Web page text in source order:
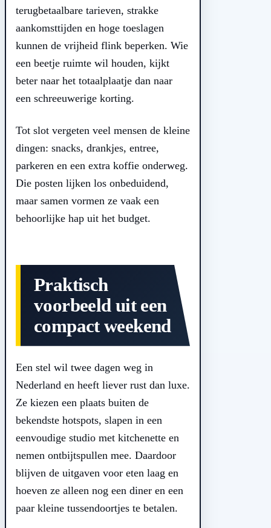
terugbetaalbare tarieven, strakke
aankomsttijden en hoge toeslagen
kunnen de vrijheid flink beperken. Wie
een beetje ruimte wil houden, kijkt
beter naar het totaalplaatje dan naar
een schreeuwerige korting.
Tot slot vergeten veel mensen de kleine
dingen: snacks, drankjes, entree,
parkeren en een extra koffie onderweg.
Die posten lijken los onbeduidend,
maar samen vormen ze vaak een
behoorlijke hap uit het budget.
Praktisch
voorbeeld uit een
compact weekend
Een stel wil twee dagen weg in
Nederland en heeft liever rust dan luxe.
Ze kiezen een plaats buiten de
bekendste hotspots, slapen in een
eenvoudige studio met kitchenette en
nemen ontbijtspullen mee. Daardoor
blijven de uitgaven voor eten laag en
hoeven ze alleen nog een diner en een
paar kleine tussendoortjes te betalen.